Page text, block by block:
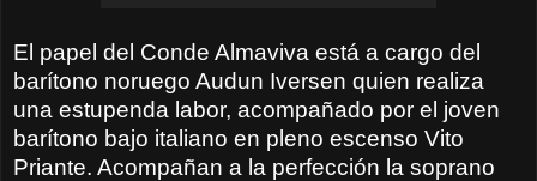
El papel del Conde Almaviva está a cargo del
barítono noruego Audun Iversen quien realiza
una estupenda labor, acompañado por el joven
barítono bajo italiano en pleno escenso Vito
Priante. Acompañan a la perfección la soprano